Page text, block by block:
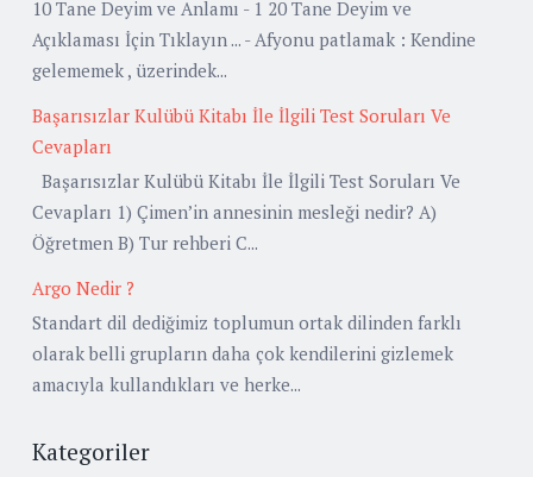
10 Tane Deyim ve Anlamı - 1 20 Tane Deyim ve
Açıklaması İçin Tıklayın ... - Afyonu patlamak : Kendine
gelememek , üzerindek...
Başarısızlar Kulübü Kitabı İle İlgili Test Soruları Ve
Cevapları
Başarısızlar Kulübü Kitabı İle İlgili Test Soruları Ve
Cevapları 1) Çimen’in annesinin mesleği nedir? A)
Öğretmen B) Tur rehberi C...
Argo Nedir ?
Standart dil dediğimiz toplumun ortak dilinden farklı
olarak belli grupların daha çok kendilerini gizlemek
amacıyla kullandıkları ve herke...
Kategoriler